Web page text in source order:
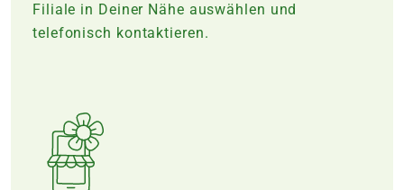
Filiale in Deiner Nähe auswählen und
telefonisch kontaktieren.